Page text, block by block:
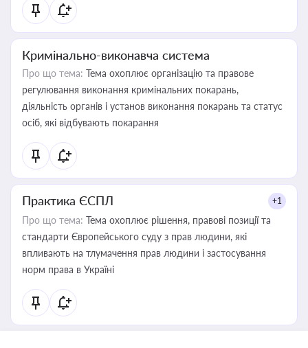
Кримінально-виконавча система
Про що тема: Тема охоплює організацію та правове
регулювання виконання кримінальних покарань,
діяльність органів і установ виконання покарань та статус
осіб, які відбувають покарання
Практика ЄСПЛ +1
Про що тема: Тема охоплює рішення, правові позиції та
стандарти Європейського суду з прав людини, які
впливають на тлумачення прав людини і застосування
норм права в Україні